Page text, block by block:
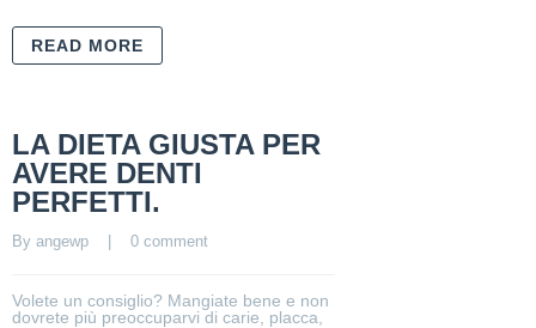
READ MORE
LA DIETA GIUSTA PER
AVERE DENTI
PERFETTI.
By angewp 0 comment
Volete un consiglio? Mangiate bene e non
dovrete più preoccuparvi di carie, placca,